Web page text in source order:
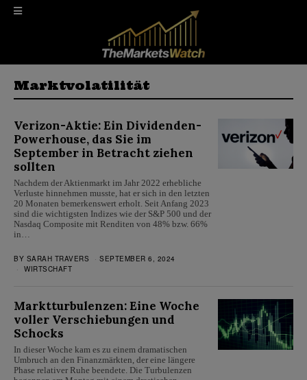
Marktvolatilität
Verizon-Aktie: Ein Dividenden-
Powerhouse, das Sie im
September in Betracht ziehen
sollten
Nachdem der Aktienmarkt im Jahr 2022 erhebliche
Verluste hinnehmen musste, hat er sich in den letzten
20 Monaten bemerkenswert erholt. Seit Anfang 2023
sind die wichtigsten Indizes wie der S&P 500 und der
Nasdaq Composite mit Renditen von 48% bzw. 66%
in…
BY SARAH TRAVERS
SEPTEMBER 6, 2024
WIRTSCHAFT
Marktturbulenzen: Eine Woche
voller Verschiebungen und
Schocks
In dieser Woche kam es zu einem dramatischen
Umbruch an den Finanzmärkten, der eine längere
Phase relativer Ruhe beendete. Die Turbulenzen